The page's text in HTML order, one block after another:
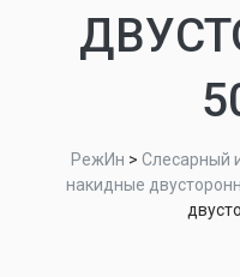
РежИн > Слесарный
накидные